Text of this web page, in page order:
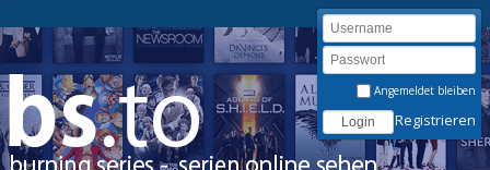
Angemeldet bleiben
Registrieren